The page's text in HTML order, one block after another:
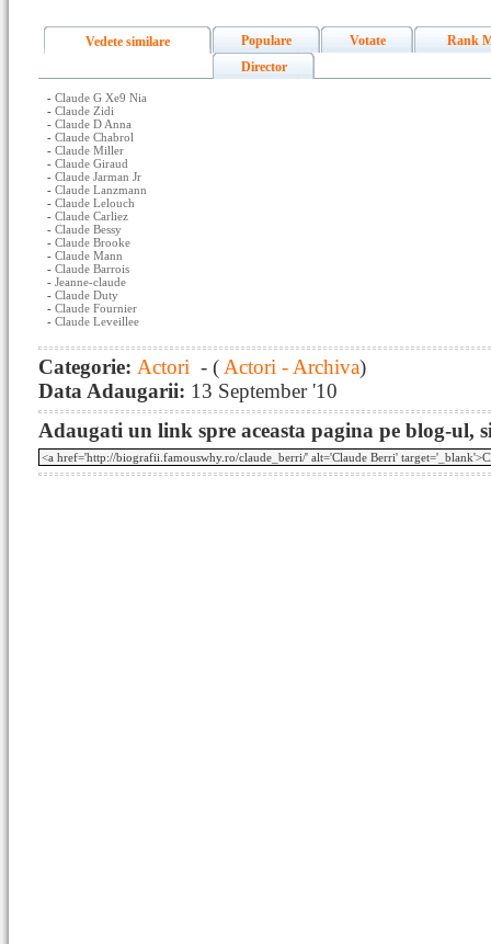
Vedete similare Populare Votate
Rank
Director
- Claude G Xe9 Nia
- Claude Zidi
- Claude D Anna
- Claude Chabrol
- Claude Miller
- Claude Giraud
- Claude Jarman Jr
- Claude Lanzmann
- Claude Lelouch
- Claude Carliez
- Claude Bessy
- Claude Brooke
- Claude Mann
- Claude Barrois
- Jeanne-claude
- Claude Duty
- Claude Fournier
- Claude Leveillee
Categorie: Actori - ( Actori - Archiva)
Data Adaugarii: 13 September '10
Adaugati un link spre aceasta pagina pe blog-ul,